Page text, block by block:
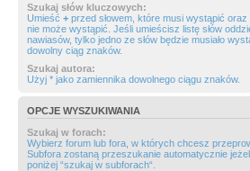
Szukaj słów kluczowych:
Umieść + przed słowem, które musi wystąpić oraz
nie może wystąpić. Jeśli umieścisz listę słów
nawiasów, tylko jedno ze słów będzie musiało
dowolny ciąg znaków.
Szukaj autora:
Użyj * jako zamiennika dowolnego ciągu znaków.
OPCJE WYSZUKIWANIA
Szukaj w forach:
Wybierz forum lub fora, w których chcesz
Subfora zostaną przeszukanie automatycznie
poniżej “szukaj w subforach“.